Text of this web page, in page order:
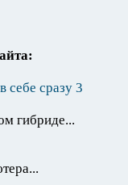
себе сразу 3
гибриде...